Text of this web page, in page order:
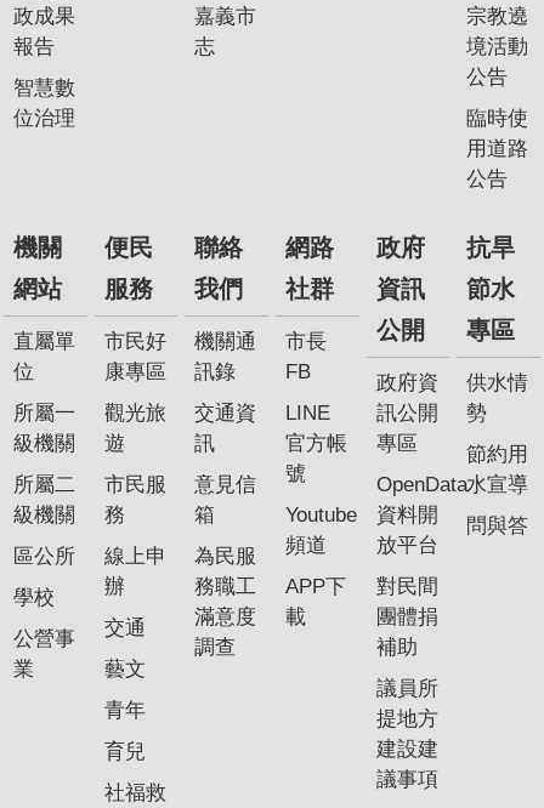
政成果
報告
智慧數
位治理
嘉義市
志
宗教遶
境活動
公告
臨時使
用道路
公告
機關
網站
直屬單
位
所屬一
級機關
所屬二
級機關
區公所
學校
公營事
業
便民
服務
市民好
康專區
觀光旅
遊
市民服
務
線上申
辦
交通
藝文
青年
育兒
社福救
聯絡
我們
機關通
訊錄
交通資
訊
意見信
箱
為民服
務職工
滿意度
調查
網路
社群
市長
FB
LINE
官方帳
號
Youtube
頻道
APP下
載
政府
資訊
公開
政府資
訊公開
專區
OpenData
資料開
放平台
對民間
團體捐
補助
議員所
提地方
建設建
議事項
抗旱
節水
專區
供水情
勢
節約用
水宣導
問與答